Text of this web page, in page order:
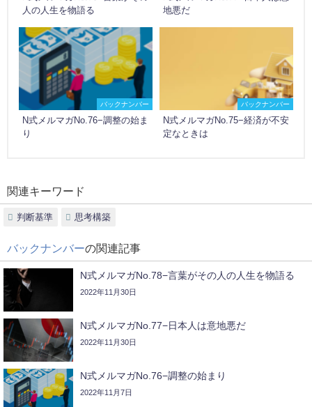
人の人生を物語る
地悪だ
バックナンバー
N式メルマガNo.76−調整の始ま
り
バックナンバー
N式メルマガNo.75−経済が不安
定なときは
関連キーワード
判断基準 思考構築
バックナンバーの関連記事
N式メルマガNo.78−言葉がその人の人生を物語る
2022年11月30日
N式メルマガNo.77−日本人は意地悪だ
2022年11月30日
N式メルマガNo.76−調整の始まり
2022年11月7日